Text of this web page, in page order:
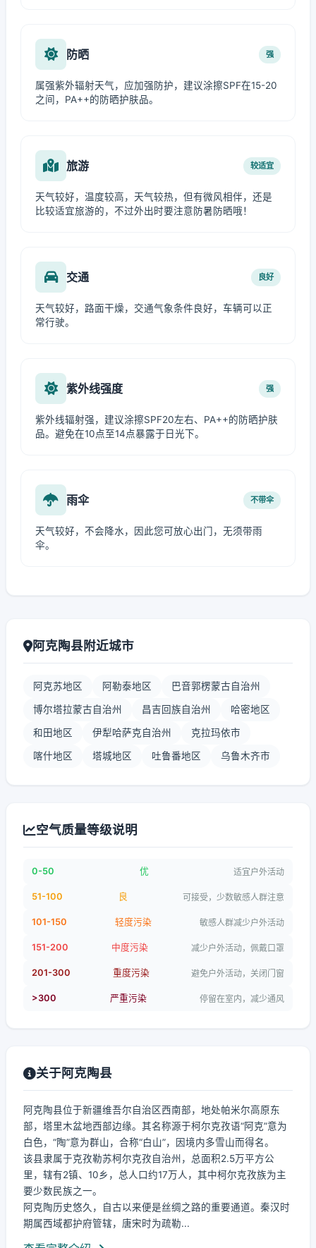
防晒 强
属强紫外辐射天气，应加强防护，建议涂擦SPF在15-20
之间，PA++的防晒护肤品。
旅游 较适宜
天气较好，温度较高，天气较热，但有微风相伴，还是
比较适宜旅游的，不过外出时要注意防暑防晒哦！
交通 良好
天气较好，路面干燥，交通气象条件良好，车辆可以正
常行驶。
紫外线强度 强
紫外线辐射强，建议涂擦SPF20左右、PA++的防晒护肤
品。避免在10点至14点暴露于日光下。
雨伞 不带伞
天气较好，不会降水，因此您可放心出门，无须带雨
伞。
阿克陶县附近城市
阿克苏地区 阿勒泰地区 巴音郭楞蒙古自治州
博尔塔拉蒙古自治州 昌吉回族自治州 哈密地区
和田地区 伊犁哈萨克自治州 克拉玛依市
喀什地区 塔城地区 吐鲁番地区 乌鲁木齐市
空气质量等级说明
0-50 优 适宜户外活动
51-100 良 可接受，少数敏感人群注意
101-150 轻度污染 敏感人群减少户外活动
151-200 中度污染 减少户外活动，佩戴口罩
201-300 重度污染 避免户外活动，关闭门窗
>300 严重污染 停留在室内，减少通风
关于阿克陶县
阿克陶县位于新疆维吾尔自治区西南部，地处帕米尔高原东
部，塔里木盆地西部边缘。其名称源于柯尔克孜语“阿克”意为
白色，“陶”意为群山，合称“白山”，因境内多雪山而得名。
该县隶属于克孜勒苏柯尔克孜自治州，总面积2.5万平方公
里，辖有2镇、10乡，总人口约17万人，其中柯尔克孜族为主
要少数民族之一。
阿克陶历史悠久，自古以来便是丝绸之路的重要通道。秦汉时
期属西域都护府管辖，唐宋时为疏勒...